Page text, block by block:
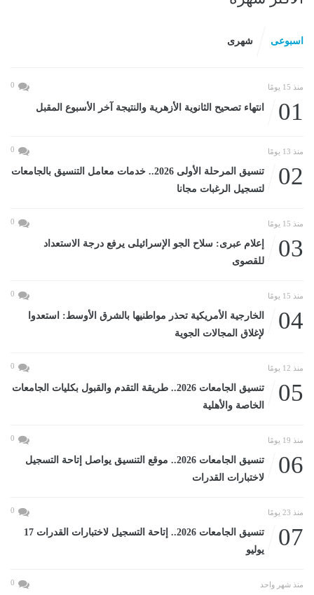
اسبوعى شهرى
منذ 15 يومًا 0
01 انتهاء تصحيح الثانوية الأزهرية والنتيجة آخر الأسبوع المقبل
منذ 13 يومًا 0
02
تنسيق المرحلة الأولى 2026.. خدمات معامل التنسيق بالجامعات
لتسجيل الرغبات مجانا
منذ 15 يومًا 0
03
إعلام عبرى: سلاح الجو الإسرائيلى يرفع درجة الاستعداد
للقصوى
منذ 15 يومًا 0
04
الخارجية الأمريكية تحذر مواطنيها بالشرق الأوسط: استعدوا
لإغلاق المجالات الجوية
منذ 12 يومًا 0
05
تنسيق الجامعات 2026.. طريقة التقدم والقبول بكليات الجامعات
الخاصة والأهلية
منذ 19 يومًا 0
06
تنسيق الجامعات 2026.. موقع التنسيق يواصل إتاحة التسجيل
لاختبارات القدرات
منذ 23 يومًا 0
07
تنسيق الجامعات 2026.. إتاحة التسجيل لاختبارات القدرات 17
يوليو
منذ شهر واحد 0